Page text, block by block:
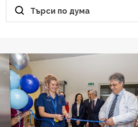
Търси по дума